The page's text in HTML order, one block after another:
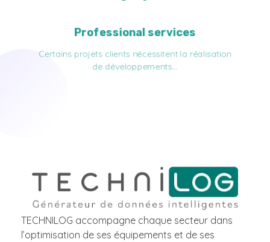
Professional services
Certains projets clients nécessitent la réalisation
de développements…
TECHNILOG accompagne chaque secteur dans
l’optimisation de ses équipements et de ses